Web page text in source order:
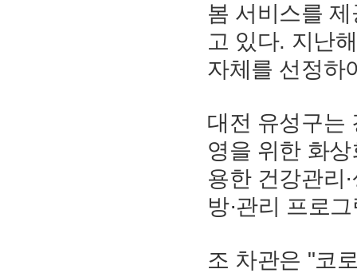
봄 서비스를
고 있다. 지난
자체를 선정하
대전 유성구는
영을 위한 화
용한 건강관리
방·관리 프로
조 차관은 "코